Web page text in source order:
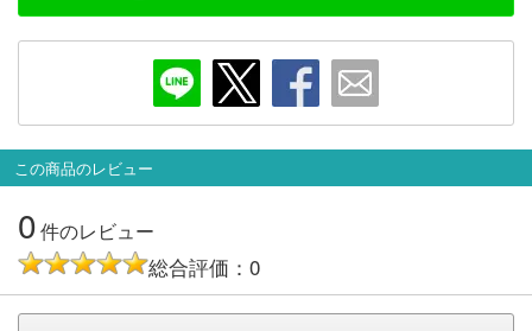
Infomation
この商品のレビュー
0件のレビュー
総合評価：0